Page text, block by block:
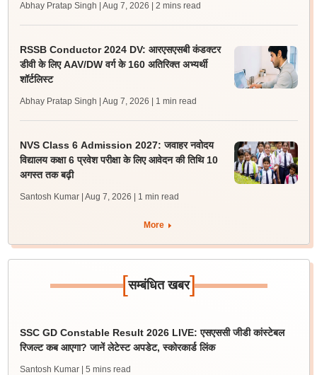
Abhay Pratap Singh | Aug 7, 2026 | 2 mins read
RSSB Conductor 2024 DV: आरएसएसबी कंडक्टर
डीवी के लिए AAV/DW वर्ग के 160 अतिरिक्त अभ्यर्थी
शॉर्टलिस्ट
Abhay Pratap Singh | Aug 7, 2026 | 1 min read
NVS Class 6 Admission 2027: जवाहर नवोदय
विद्यालय कक्षा 6 प्रवेश परीक्षा के लिए आवेदन की तिथि 10
अगस्त तक बढ़ी
Santosh Kumar | Aug 7, 2026 | 1 min read
More
[सम्बंधित खबर]
SSC GD Constable Result 2026 LIVE: एसएससी जीडी कांस्टेबल
रिजल्ट कब आएगा? जानें लेटेस्ट अपडेट, स्कोरकार्ड लिंक
Santosh Kumar | 5 mins read